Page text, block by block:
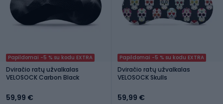
Papildomai -5 % su kodu EXTRA
Dviračio ratų užvalkalas
VELOSOCK Carbon Black
59,99 €
Papildomai -5 % su kodu EXTRA
Dviračio ratų užvalkalas
VELOSOCK Skulls
59,99 €